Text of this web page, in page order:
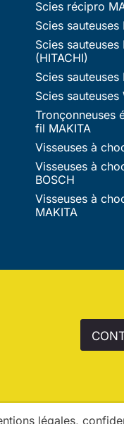
Scies récipro
Scies sauteuses
Scies sauteuses
(HITACHI)
Scies sauteuses
Scies sauteuses
Tronçonneuses
fil MAKITA
Visseuses à
Visseuses à
BOSCH
Visseuses à
MAKITA
légales,